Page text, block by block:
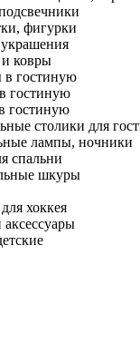
фигурки
ковры
гостиную
гостиную
гостиную
столики для
лампы, ночники
спальни
шкуры
хоккея